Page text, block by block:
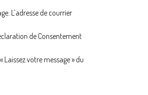
L’adresse de courrier
de Consentement
votre message » du